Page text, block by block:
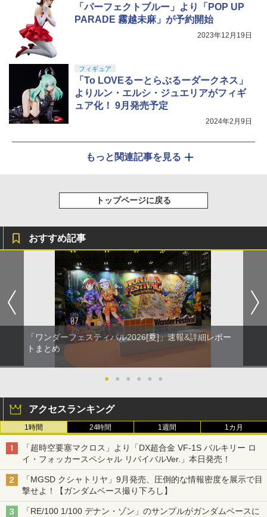
「パーフェクトブルー」より「POP UP
PARADE 霧越未麻」が予約開始
2023年12月19日
フィギュア
「To LOVEるーとらぶるーダークネス」
よりルン・エルシ・ジュエリアがフィギ
ュア化！ 9月発売予定
2024年2月9日
もっと関連記事を見る
トップページに戻る
おすすめ記事
「ワンダーフェスティバル2026[夏]」速報&詳細レポー
トまとめ
● ● ● ● ● ●
アクセスランキング
1時間 24時間 1週間 1カ月
「超時空要塞マクロス」より「DX超合金 VF-1S バルキリー ロ
イ・フォッカースペシャル リバイバルVer.」本日発売！
「MGSD クシャトリヤ」9月発売、圧倒的な情報密度を展示で目
撃せよ！【ガンダムベース撮り下ろし】
「RE/100 1/100 デナン・ゾン」のサンプルがガンダムベースに